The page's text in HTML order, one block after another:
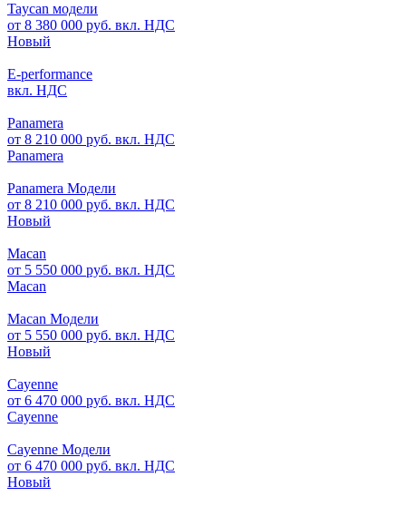
Taycan модели
от 8 380 000 руб. вкл. НДС
Новый
E-performance
вкл. НДС
Panamera
от 8 210 000 руб. вкл. НДС
Panamera
Panamera Модели
от 8 210 000 руб. вкл. НДС
Новый
Macan
от 5 550 000 руб. вкл. НДС
Macan
Macan Модели
от 5 550 000 руб. вкл. НДС
Новый
Cayenne
от 6 470 000 руб. вкл. НДС
Cayenne
Cayenne Модели
от 6 470 000 руб. вкл. НДС
Новый